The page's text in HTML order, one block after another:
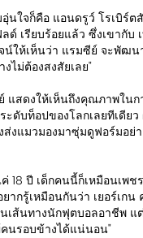
อุ่นใจก็คือ แอนดรูว์ โรเบิร์
เรียบร้อยแล้ว ซึ่งเขากับ
น์ให้เห็นว่า แรมซีย์ จะพัฒน
ไม่ต้องสงสัยเลย"
แสดงให้เห็นถึงคุณภาพในก
ะดับท็อปของโลกเลยทีเดียว
ส่งแมวมองมาซุ่มดูฟอร์มอย่
18 ปี เด็กคนนี้ก็เหมือนเพช
ยากรู้เหมือนกันว่า เยอร์เก
เส้นทางนักฟุตบอลอาชีพ แ
นรอบข้างได้แน่นอน"